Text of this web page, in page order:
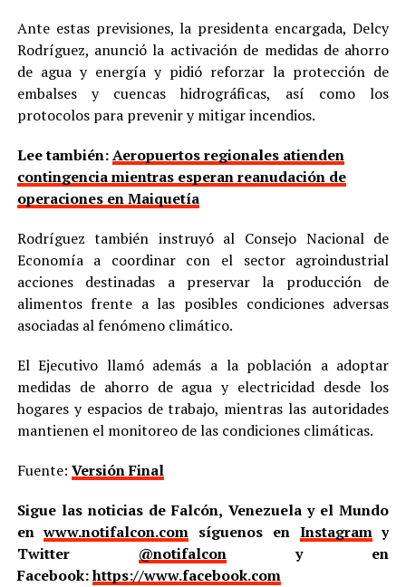
Ante estas previsiones, la presidenta encargada, Delcy
Rodríguez, anunció la activación de medidas de ahorro
de agua y energía y pidió reforzar la protección de
embalses y cuencas hidrográficas, así como los
protocolos para prevenir y mitigar incendios.
Lee también:Aeropuertos regionales atienden
contingencia mientras esperan reanudación de
operaciones en Maiquetía
Rodríguez también instruyó al Consejo Nacional de
Economía a coordinar con el sector agroindustrial
acciones destinadas a preservar la producción de
alimentos frente a las posibles condiciones adversas
asociadas al fenómeno climático.
El Ejecutivo llamó además a la población a adoptar
medidas de ahorro de agua y electricidad desde los
hogares y espacios de trabajo, mientras las autoridades
mantienen el monitoreo de las condiciones climáticas.
Fuente: Versión Final
Sigue las noticias de Falcón, Venezuela y el Mundo
enwww.notifalcon.com síguenos en Instagramy
Twitter @notifalcony en
Facebook:https://www.facebook.com